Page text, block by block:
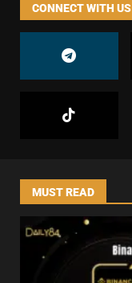
CONNECT WITH US
MUST READ